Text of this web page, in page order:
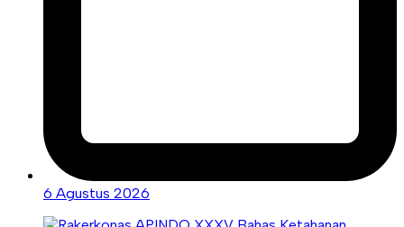
6 Agustus 2026